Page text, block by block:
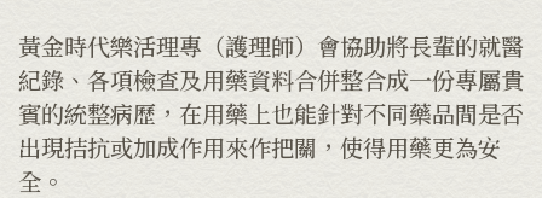
黃金時代樂活理專（護理師）會協助將長輩的就醫
紀錄、各項檢查及用藥資料合併整合成一份專屬貴
賓的統整病歷，在用藥上也能針對不同藥品間是否
出現拮抗或加成作用來作把關，使得用藥更為安
全。